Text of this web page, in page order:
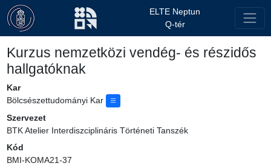
ELTE Neptun
Q-tér
Kurzus nemzetközi vendég- és részidős
hallgatóknak
Kar
Bölcsészettudományi Kar
Szervezet
BTK Atelier Interdiszciplináris Történeti Tanszék
Kód
BMI-KOMA21-37